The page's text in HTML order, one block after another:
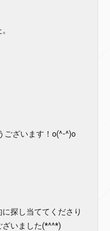
ございます！o(^-^)o
探し当ててくださり
いました(*^^*)